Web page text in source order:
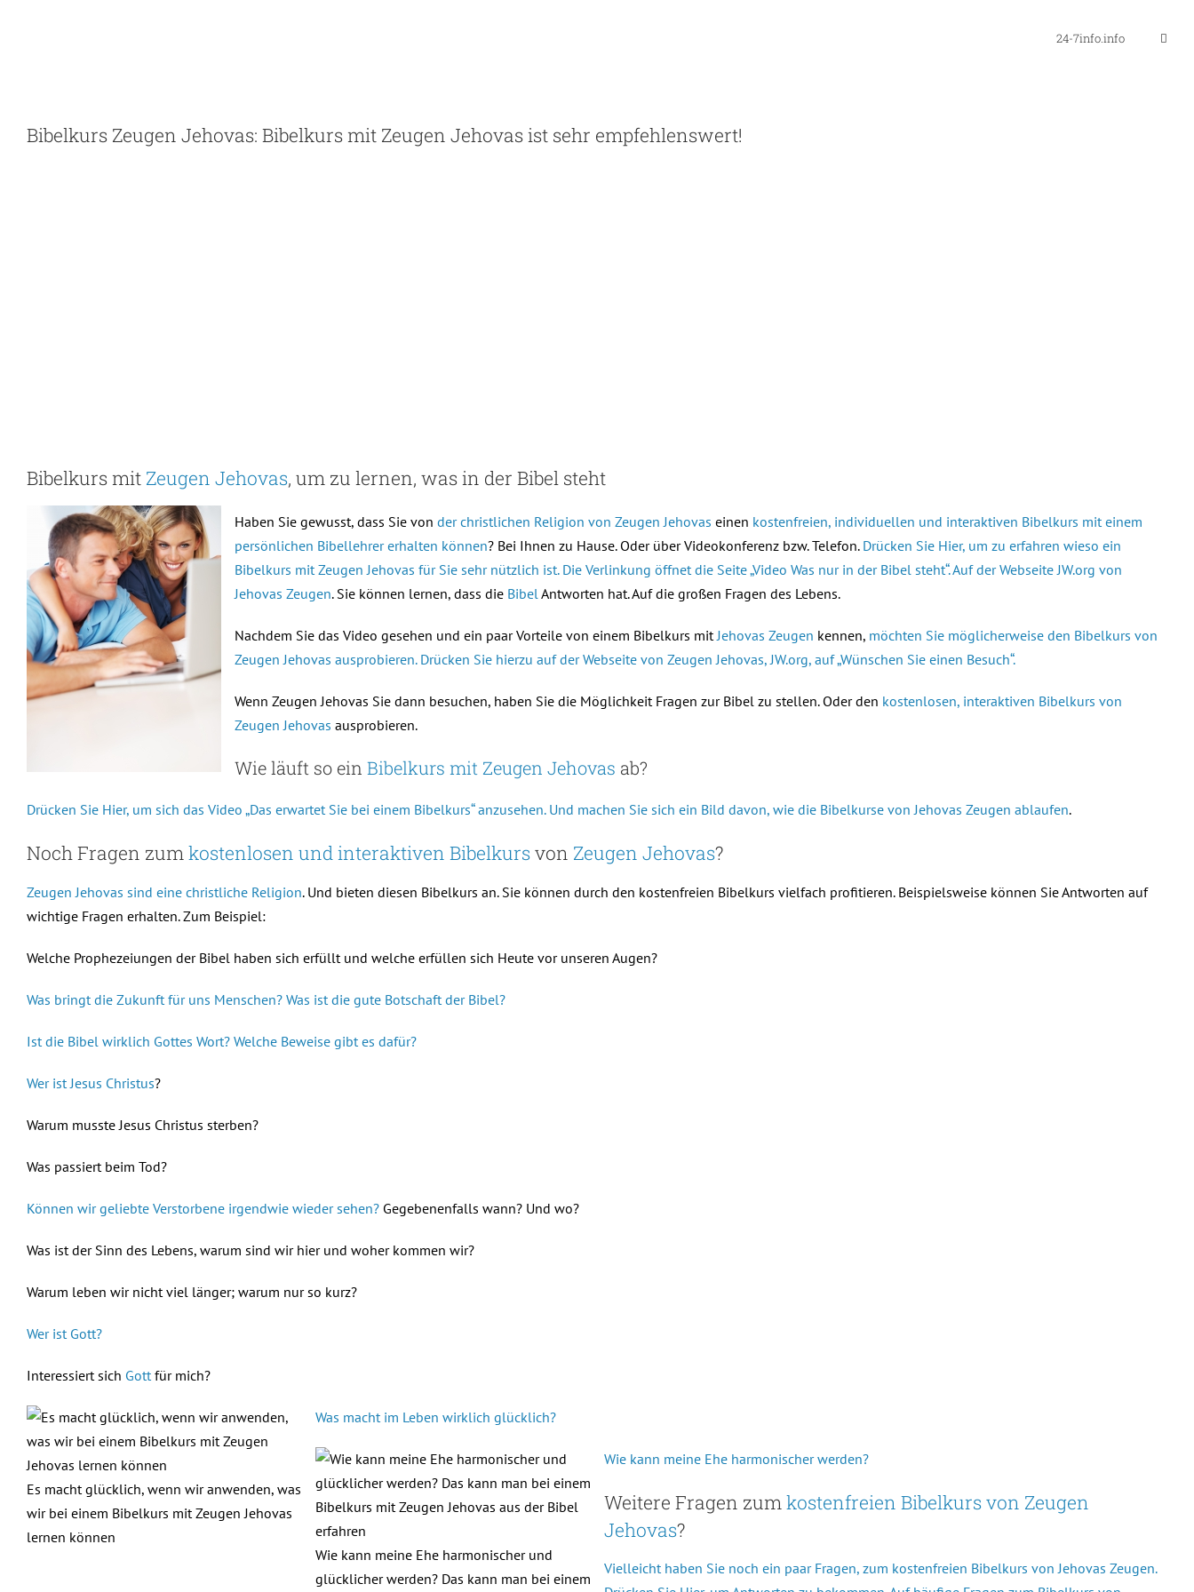
24-7info.info
Bibelkurs Zeugen Jehovas: Bibelkurs mit Zeugen Jehovas ist sehr empfehlenswert!
Bibelkurs mit Zeugen Jehovas, um zu lernen, was in der Bibel steht
Haben Sie gewusst, dass Sie von der christlichen Religion von Zeugen Jehovas einen kostenfreien, individuellen und interaktiven Bibelkurs mit einem
persönlichen Bibellehrer erhalten können? Bei Ihnen zu Hause. Oder über Videokonferenz bzw. Telefon. Drücken Sie Hier, um zu erfahren wieso ein
Bibelkurs mit Zeugen Jehovas für Sie sehr nützlich ist. Die Verlinkung öffnet die Seite „Video Was nur in der Bibel steht“. Auf der Webseite JW.org von
Jehovas Zeugen. Sie können lernen, dass die BibelAntworten hat. Auf die großen Fragen des Lebens.
Nachdem Sie das Video gesehen und ein paar Vorteile von einem Bibelkurs mitJehovas Zeugen kennen, möchten Sie möglicherweise den Bibelkurs von
Zeugen Jehovas ausprobieren. Drücken Sie hierzu auf der Webseite von Zeugen Jehovas, JW.org, auf „Wünschen Sie einen Besuch“.
Wenn Zeugen Jehovas Sie dann besuchen, haben Sie die Möglichkeit Fragen zur Bibel zu stellen. Oder den kostenlosen, interaktiven Bibelkurs von
Zeugen Jehovas ausprobieren.
Wie läuft so ein Bibelkurs mit Zeugen Jehovas ab?
Drücken Sie Hier, um sich das Video „Das erwartet Sie bei einem Bibelkurs“ anzusehen. Und machen Sie sich ein Bild davon, wie die Bibelkurse von Jehovas Zeugen ablaufen.
Noch Fragen zumkostenlosen und interaktiven Bibelkursvon Zeugen Jehovas?
Zeugen Jehovas sind eine christliche Religion. Und bieten diesen Bibelkurs an. Sie können durch den kostenfreien Bibelkurs vielfach profitieren. Beispielsweise können Sie Antworten auf
wichtige Fragen erhalten. Zum Beispiel:
Welche Prophezeiungen der Bibel haben sich erfüllt und welche erfüllen sich Heute vor unseren Augen?
Was bringt die Zukunft für uns Menschen? Was ist die gute Botschaft der Bibel?
Ist die Bibel wirklich Gottes Wort? Welche Beweise gibt es dafür?
Wer ist Jesus Christus?
Warum musste Jesus Christus sterben?
Was passiert beim Tod?
Können wir geliebte Verstorbene irgendwie wieder sehen? Gegebenenfalls wann? Und wo?
Was ist der Sinn des Lebens, warum sind wir hier und woher kommen wir?
Warum leben wir nicht viel länger; warum nur so kurz?
Wer ist Gott?
Interessiert sich Gott für mich?
Es macht glücklich, wenn wir anwenden, was
wir bei einem Bibelkurs mit Zeugen Jehovas
lernen können
Was macht im Leben wirklich glücklich?
Wie kann meine Ehe harmonischer und
glücklicher werden? Das kann man bei einem
Wie kann meine Ehe harmonischer werden?
Weitere Fragen zumkostenfreien Bibelkurs von Zeugen
Jehovas?
Vielleicht haben Sie noch ein paar Fragen, zum kostenfreien Bibelkurs von Jehovas Zeugen.